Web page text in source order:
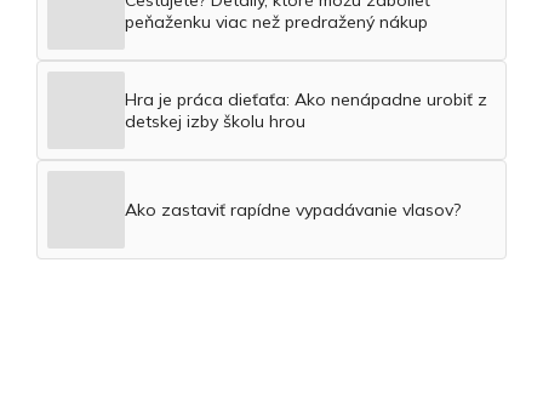
peňaženku viac než predražený nákup
Hra je práca dieťaťa: Ako nenápadne urobiť z
detskej izby školu hrou
Ako zastaviť rapídne vypadávanie vlasov?